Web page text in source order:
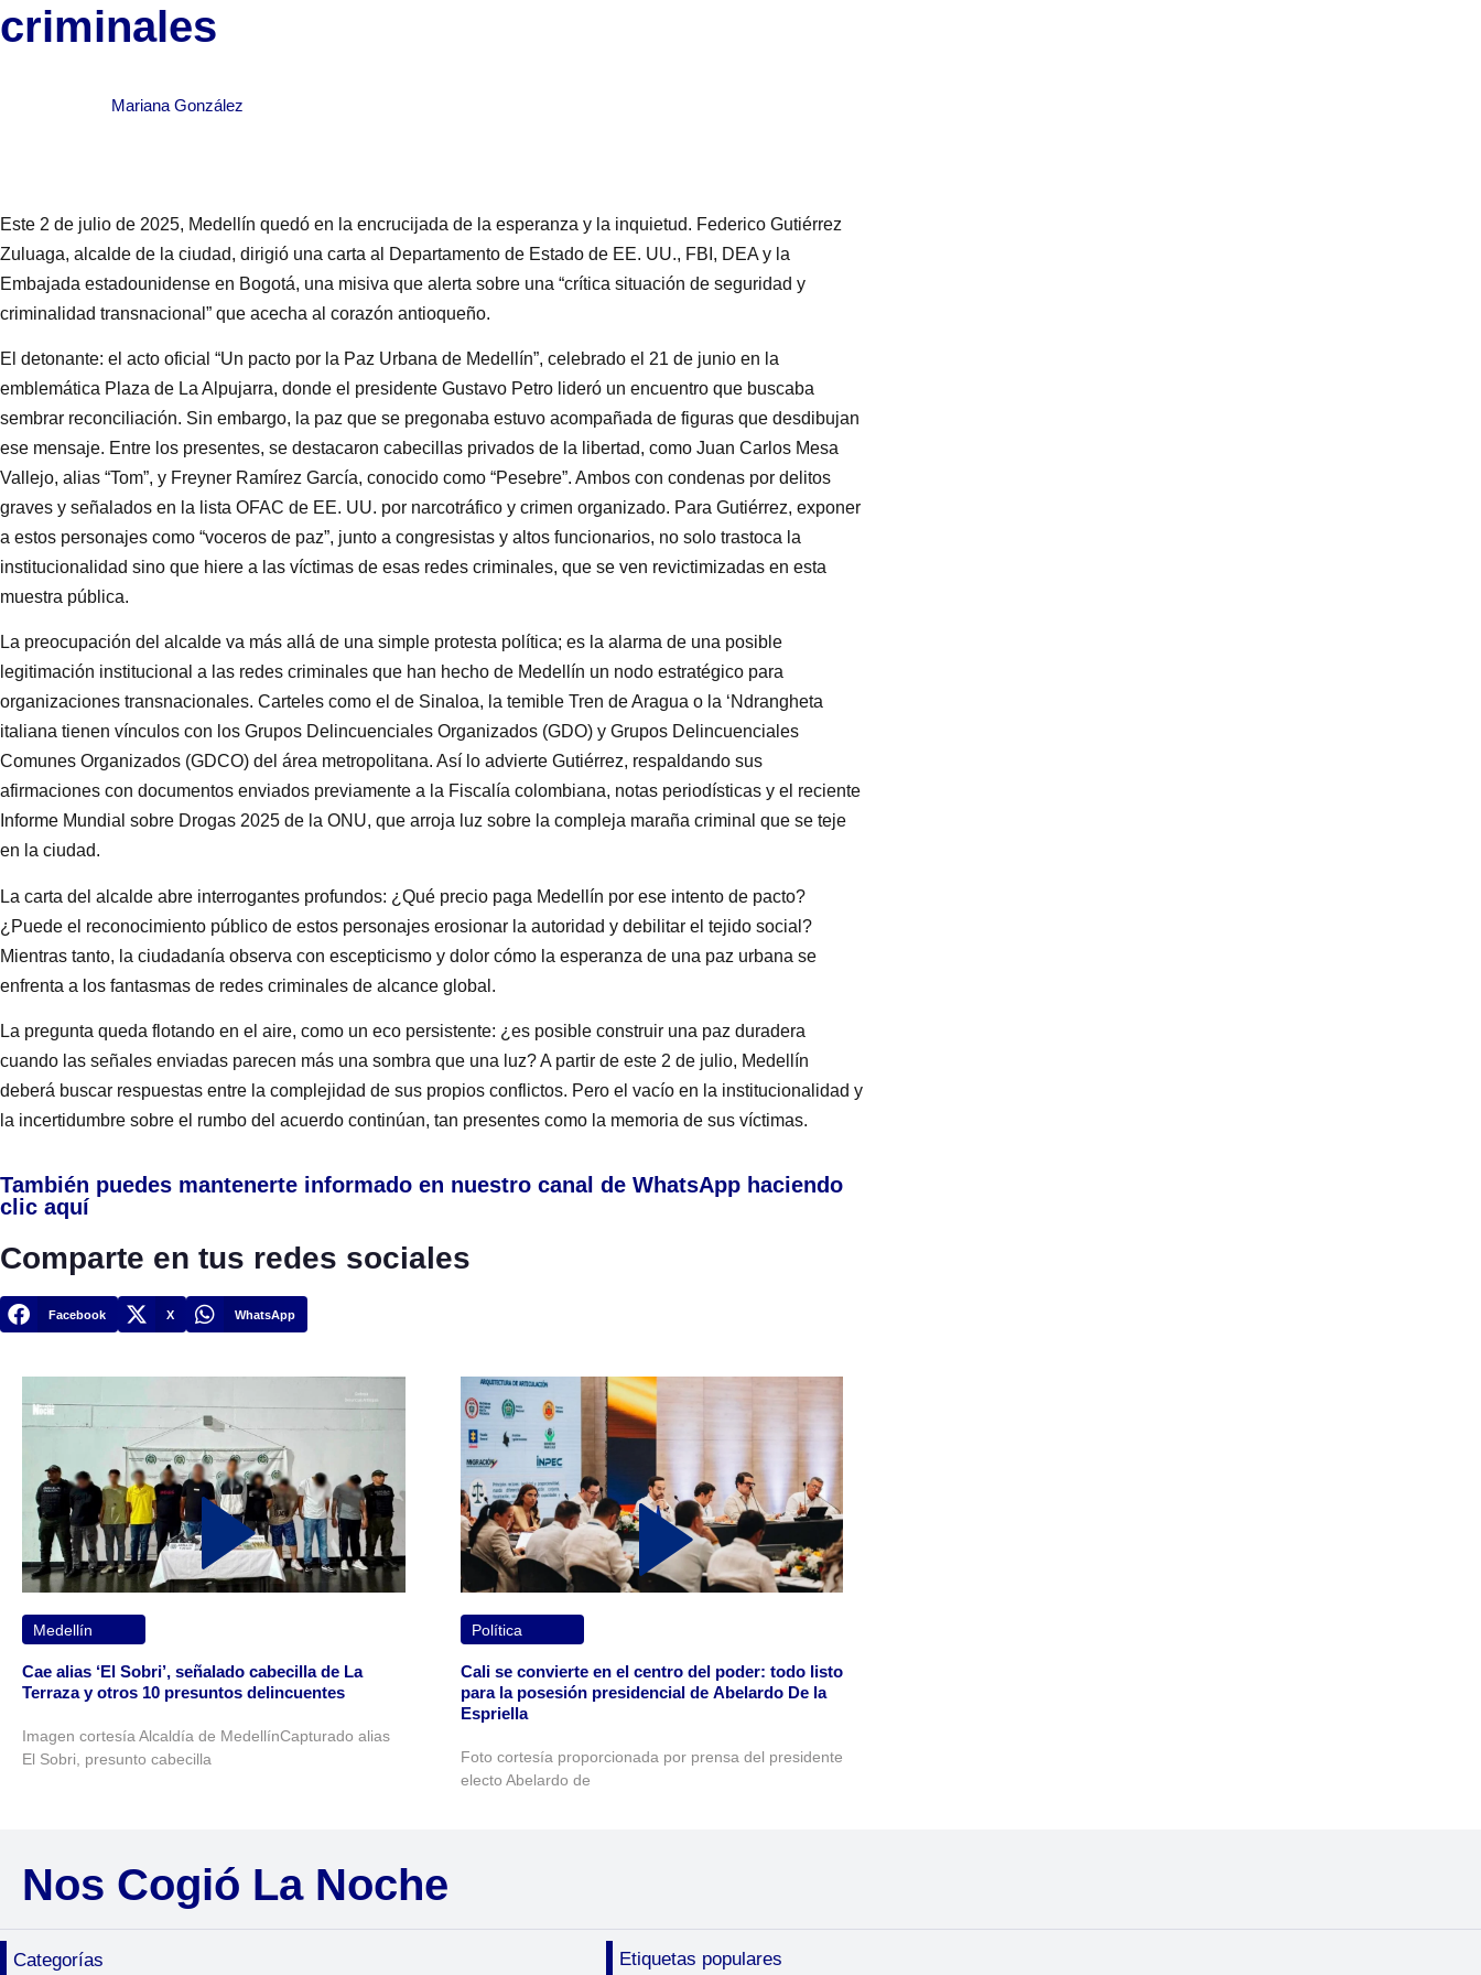
criminales
Mariana González
Este 2 de julio de 2025, Medellín quedó en la encrucijada de la esperanza y la inquietud. Federico Gutiérrez
Zuluaga, alcalde de la ciudad, dirigió una carta al Departamento de Estado de EE. UU., FBI, DEA y la
Embajada estadounidense en Bogotá, una misiva que alerta sobre una “crítica situación de seguridad y
criminalidad transnacional” que acecha al corazón antioqueño.
El detonante: el acto oficial “Un pacto por la Paz Urbana de Medellín”, celebrado el 21 de junio en la
emblemática Plaza de La Alpujarra, donde el presidente Gustavo Petro lideró un encuentro que buscaba
sembrar reconciliación. Sin embargo, la paz que se pregonaba estuvo acompañada de figuras que desdibujan
ese mensaje. Entre los presentes, se destacaron cabecillas privados de la libertad, como Juan Carlos Mesa
Vallejo, alias “Tom”, y Freyner Ramírez García, conocido como “Pesebre”. Ambos con condenas por delitos
graves y señalados en la lista OFAC de EE. UU. por narcotráfico y crimen organizado. Para Gutiérrez, exponer
a estos personajes como “voceros de paz”, junto a congresistas y altos funcionarios, no solo trastoca la
institucionalidad sino que hiere a las víctimas de esas redes criminales, que se ven revictimizadas en esta
muestra pública.
La preocupación del alcalde va más allá de una simple protesta política; es la alarma de una posible
legitimación institucional a las redes criminales que han hecho de Medellín un nodo estratégico para
organizaciones transnacionales. Carteles como el de Sinaloa, la temible Tren de Aragua o la ‘Ndrangheta
italiana tienen vínculos con los Grupos Delincuenciales Organizados (GDO) y Grupos Delincuenciales
Comunes Organizados (GDCO) del área metropolitana. Así lo advierte Gutiérrez, respaldando sus
afirmaciones con documentos enviados previamente a la Fiscalía colombiana, notas periodísticas y el reciente
Informe Mundial sobre Drogas 2025 de la ONU, que arroja luz sobre la compleja maraña criminal que se teje
en la ciudad.
La carta del alcalde abre interrogantes profundos: ¿Qué precio paga Medellín por ese intento de pacto?
¿Puede el reconocimiento público de estos personajes erosionar la autoridad y debilitar el tejido social?
Mientras tanto, la ciudadanía observa con escepticismo y dolor cómo la esperanza de una paz urbana se
enfrenta a los fantasmas de redes criminales de alcance global.
La pregunta queda flotando en el aire, como un eco persistente: ¿es posible construir una paz duradera
cuando las señales enviadas parecen más una sombra que una luz? A partir de este 2 de julio, Medellín
deberá buscar respuestas entre la complejidad de sus propios conflictos. Pero el vacío en la institucionalidad y
la incertidumbre sobre el rumbo del acuerdo continúan, tan presentes como la memoria de sus víctimas.
También puedes mantenerte informado en nuestro canal de WhatsApp haciendo
clic aquí
Comparte en tus redes sociales
Facebook X WhatsApp
Medellín
Cae alias ‘El Sobri’, señalado cabecilla de La
Terraza y otros 10 presuntos delincuentes
Imagen cortesía Alcaldía de MedellínCapturado alias
El Sobri, presunto cabecilla
Política
Cali se convierte en el centro del poder: todo listo
para la posesión presidencial de Abelardo De la
Espriella
Foto cortesía proporcionada por prensa del presidente
electo Abelardo de
Nos Cogió La Noche
Categorías Etiquetas populares